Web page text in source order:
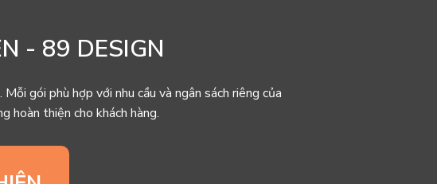
- 89 DESIGN
gói phù hợp với nhu cầu và ngân sách riêng của
hoàn thiện cho khách hàng.